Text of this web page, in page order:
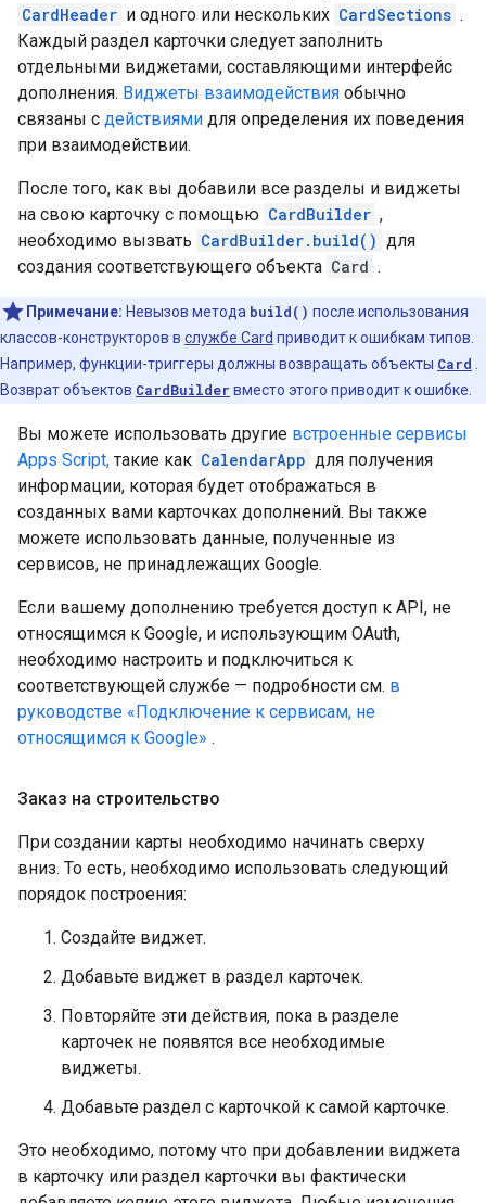
CardHeader и одного или нескольких CardSections .
Каждый раздел карточки следует заполнить
отдельными виджетами, составляющими интерфейс
дополнения. Виджеты взаимодействия обычно
связаны с действиями для определения их поведения
при взаимодействии.
После того, как вы добавили все разделы и виджеты
на свою карточку с помощью CardBuilder ,
необходимо вызвать CardBuilder.build() для
создания соответствующего объекта Card .
Примечание: Невызов метода build() после использования
классов-конструкторов в службе Card приводит к ошибкам типов.
Например, функции-триггеры должны возвращать объекты Card
Возврат объектов CardBuilder вместо этого приводит к ошибке.
Вы можете использовать другие встроенные сервисы
Apps Script, такие как CalendarApp для получения
информации, которая будет отображаться в
созданных вами карточках дополнений. Вы также
можете использовать данные, полученные из
сервисов, не принадлежащих Google.
Если вашему дополнению требуется доступ к API, не
относящимся к Google, и использующим OAuth,
необходимо настроить и подключиться к
соответствующей службе — подробности см. в
руководстве «Подключение к сервисам, не
относящимся к Google» .
Заказ на строительство
При создании карты необходимо начинать сверху
вниз. То есть, необходимо использовать следующий
порядок построения:
Создайте виджет.
Добавьте виджет в раздел карточек.
Повторяйте эти действия, пока в разделе
карточек не появятся все необходимые
виджеты.
Добавьте раздел с карточкой к самой карточке.
Это необходимо, потому что при добавлении виджета
в карточку или раздел карточки вы фактически